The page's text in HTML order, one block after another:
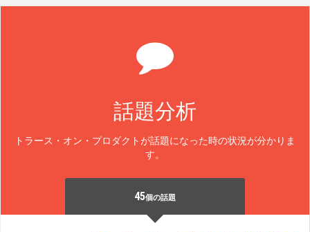
話題分析
トラース・オン・プロダクトが話題になった時の状況が分かりま
す。
45個の話題